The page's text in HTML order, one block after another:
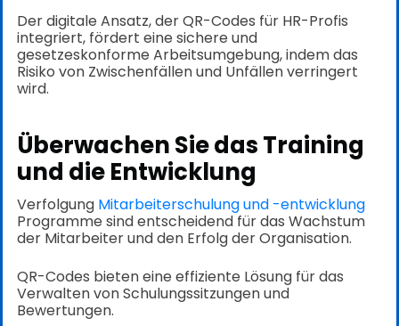
Der digitale Ansatz, der QR-Codes für HR-Profis
integriert, fördert eine sichere und
gesetzeskonforme Arbeitsumgebung, indem das
Risiko von Zwischenfällen und Unfällen verringert
wird.
Überwachen Sie das Training
und die Entwicklung
Verfolgung Mitarbeiterschulung und -entwicklung
Programme sind entscheidend für das Wachstum
der Mitarbeiter und den Erfolg der Organisation.
QR-Codes bieten eine effiziente Lösung für das
Verwalten von Schulungssitzungen und
Bewertungen.